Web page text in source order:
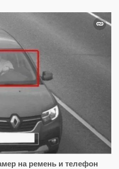
на ремень и телефон